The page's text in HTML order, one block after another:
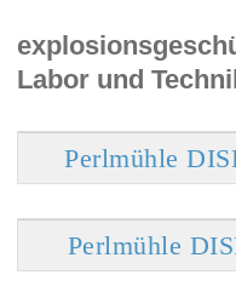
Labor und
Perlmühle
Perlmühle